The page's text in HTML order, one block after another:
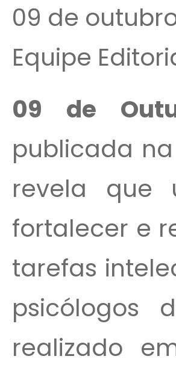
09 de
Equipe
09 de
publicada
revela que
fortalecer e
tarefas
psicólogos
realizado